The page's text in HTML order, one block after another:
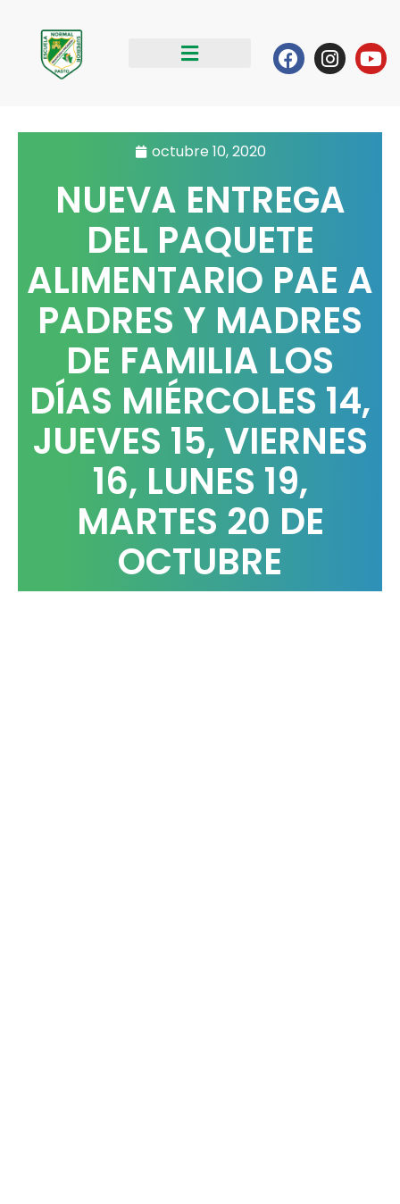
contenido
Facebook
octubre 10, 2020
NUEVA ENTREGA
DEL PAQUETE
ALIMENTARIO PAE A
PADRES Y MADRES
DE FAMILIA LOS
DÍAS MIÉRCOLES 14,
JUEVES 15, VIERNES
16, LUNES 19,
MARTES 20 DE
OCTUBRE